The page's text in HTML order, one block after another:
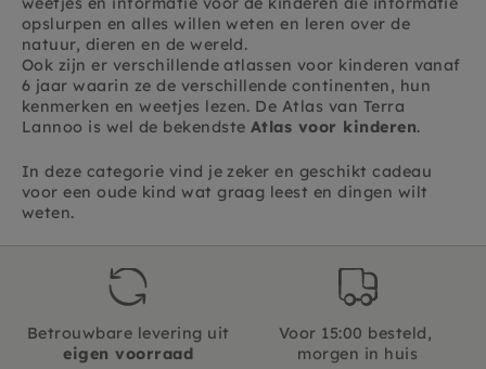
opslurpen en alles willen weten en leren over de
natuur, dieren en de wereld.
Ook zijn er verschillende atlassen voor kinderen vanaf
6 jaar waarin ze de verschillende continenten, hun
kenmerken en weetjes lezen. De Atlas van Terra
Lannoo is wel de bekendste Atlas voor kinderen.
In deze categorie vind je zeker en geschikt cadeau
voor een oude kind wat graag leest en dingen wilt
weten.
Betrouwbare levering uit
eigen voorraad
Voor 15:00 besteld,
morgen in huis